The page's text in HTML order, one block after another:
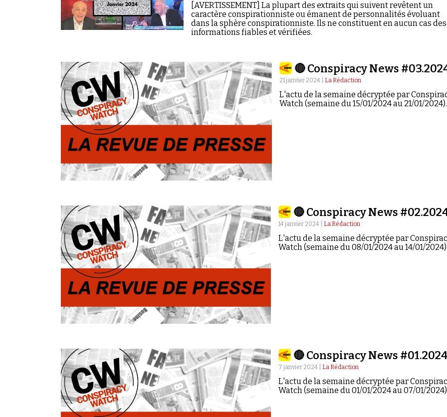
[AVERTISSEMENT] La plupart des extraits qui suivent revêtent un
caractère conspirationniste ou émanent de personnalités évoluant
dans la sphère conspirationniste. Ils ne constituent en aucun cas des
informations fiables et vérifiées.
🔴 Conspiracy News
21 janvier 2024 | La Rédaction
L'actu de la semaine décryptée par
Watch (semaine du 15/01/2024 au 21/01/2024).
🔴 Conspiracy News
14 janvier 2024 | La Rédaction
L'actu de la semaine décryptée par
Watch (semaine du 08/01/2024 au 14/01/
🔴 Conspiracy News
7 janvier 2024 | La Rédaction
L'actu de la semaine décryptée par
Watch (semaine du 01/01/2024 au 07/01/